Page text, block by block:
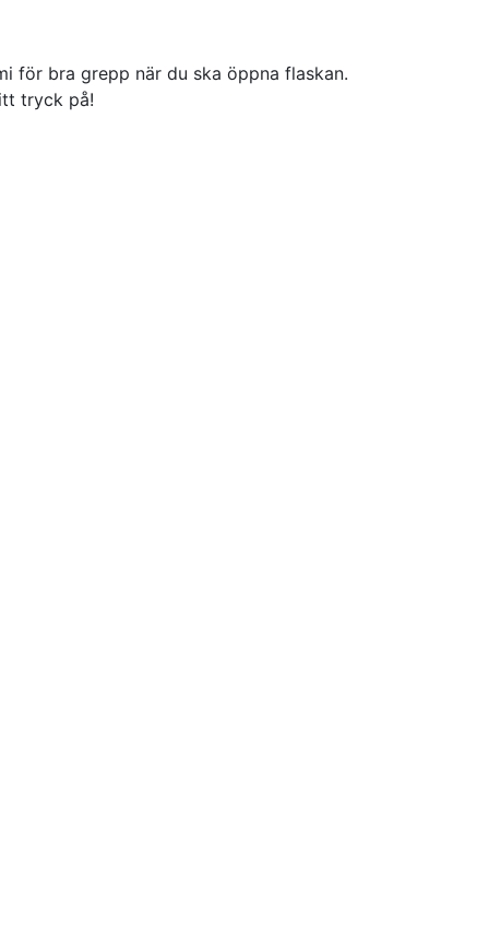
för bra grepp när du ska öppna flaskan.
tryck på!